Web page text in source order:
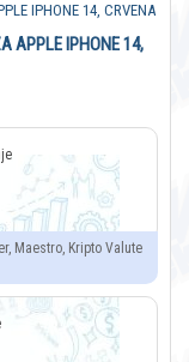
APPLE IPHONE 14,
Maestro, Kripto Valute